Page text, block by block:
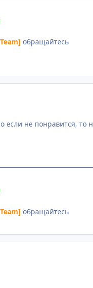
обращайтесь
если не понравится, то
обращайтесь